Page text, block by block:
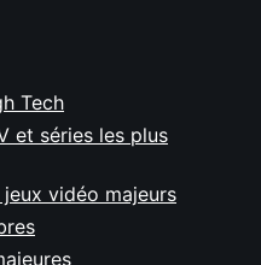
Tech
et séries les plus
vidéo majeurs